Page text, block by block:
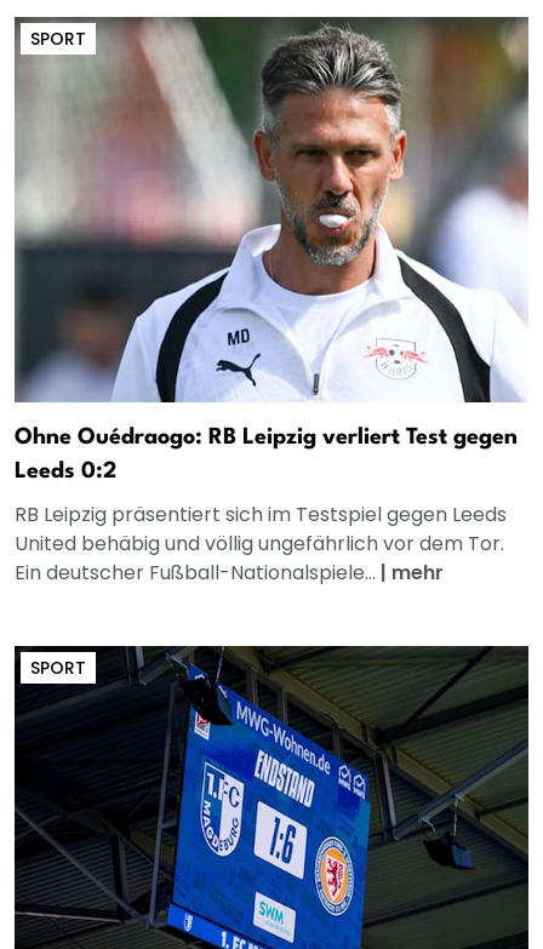
SPORT
Ohne Ouédraogo: RB Leipzig verliert Test gegen
Leeds 0:2
RB Leipzig präsentiert sich im Testspiel gegen Leeds
United behäbig und völlig ungefährlich vor dem Tor.
Ein deutscher Fußball-Nationalspiele... | mehr
SPORT